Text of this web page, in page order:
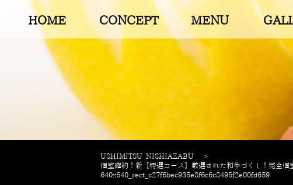
HOME CONCEPT MENU
USHIMITSU NISHIAZABU
>
個室確約！新【特選コース】厳選された和牛づくし！完全
640x640_rect_c27f6bec935e8f6c6c8495f2e00fd659